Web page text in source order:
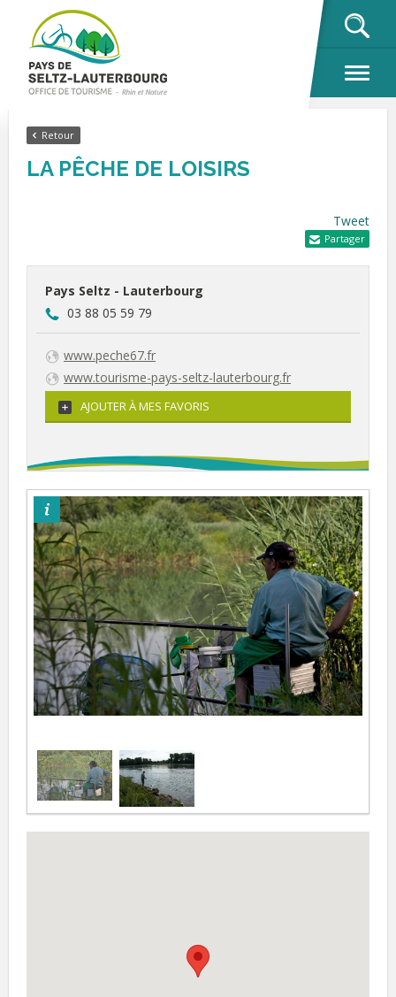
Retour
LA PÊCHE DE LOISIRS
Tweet
Partager
Pays Seltz - Lauterbourg
03 88 05 59 79
www.peche67.fr
www.tourisme-pays-seltz-lauterbourg.fr
AJOUTER À MES FAVORIS
©Adéan/Ora